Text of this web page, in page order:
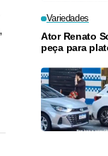
Variedades
Ator Renato
peça para